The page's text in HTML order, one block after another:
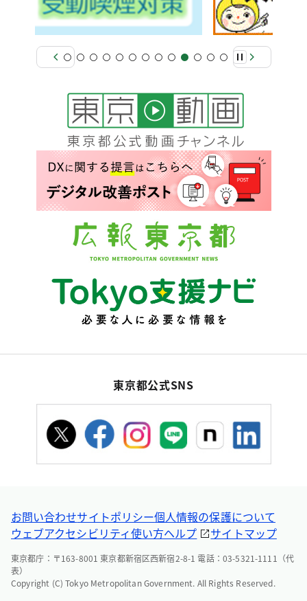
東京都公式SNS
お問い合わせサイトポリシー個人情報の保護について
ウェブアクセシビリティ使い方ヘルプ サイトマップ
東京都庁：〒163-8001 東京都新宿区西新宿2-8-1 電話：03-5321-1111（代
表）
Copyright (C) Tokyo Metropolitan Government. All Rights Reserved.